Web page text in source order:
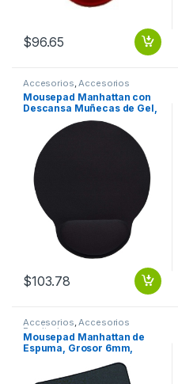
$96.65
Accesorios Accesorios
Escritorio
Mousepad Manhattan con
Descansa Muñecas de Gel,
20x24cm, Grosor 4mm,
Negro MUNECAS TIPO GEL
NEGRO
$103.78
Accesorios,Accesorios
Escritorio
Mousepad Manhattan de
Espuma, Grosor 6mm,